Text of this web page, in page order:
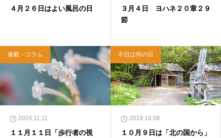
４月２６日はよい風呂の日
３月４日 ヨハネ２０章２９
節
連載・コラム
2024.11.11
１１月１１日「歩行者の視
今日は何の日
2019.10.08
１０月９日は「北の国から」